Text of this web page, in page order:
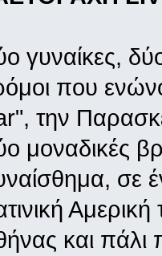
γυναίκες,
που
την
μοναδικές
σε
και